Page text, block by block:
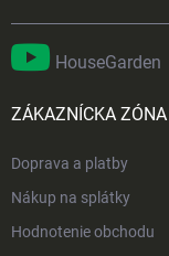
HouseGarden
ZÁKAZNÍCKA ZÓNA
Doprava a platby
Nákup na splátky
Hodnotenie obchodu